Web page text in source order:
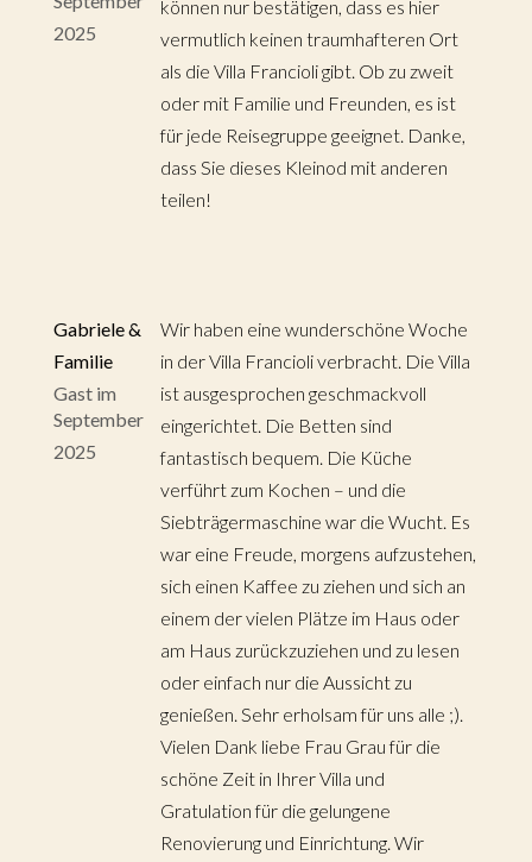
2025
können nur bestätigen, dass es hier
vermutlich keinen traumhafteren Ort
als die Villa Francioli gibt. Ob zu zweit
oder mit Familie und Freunden, es ist
für jede Reisegruppe geeignet. Danke,
dass Sie dieses Kleinod mit anderen
teilen!
Gabriele &
Familie
Gast im
September
2025
Wir haben eine wunderschöne Woche
in der Villa Francioli verbracht. Die Villa
ist ausgesprochen geschmackvoll
eingerichtet. Die Betten sind
fantastisch bequem. Die Küche
verführt zum Kochen – und die
Siebträgermaschine war die Wucht. Es
war eine Freude, morgens aufzustehen,
sich einen Kaffee zu ziehen und sich an
einem der vielen Plätze im Haus oder
am Haus zurückzuziehen und zu lesen
oder einfach nur die Aussicht zu
genießen. Sehr erholsam für uns alle ;).
Vielen Dank liebe Frau Grau für die
schöne Zeit in Ihrer Villa und
Gratulation für die gelungene
Renovierung und Einrichtung. Wir